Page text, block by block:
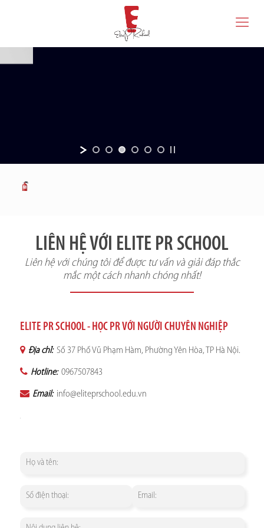
LIÊN HỆ VỚI ELITE PR SCHOOL
Liên hệ với chúng tôi để được tư vấn và giải đáp thắc
mắc một cách nhanh chóng nhất!
ELITE PR SCHOOL - HỌC PR VỚI NGƯỜI CHUYÊN NGHIỆP
Địa chỉ: Số 37 Phố Vũ Phạm Hàm, Phường Yên Hòa, TP Hà Nội.
Hotline: 0967507843
Email: info@eliteprschool.edu.vn